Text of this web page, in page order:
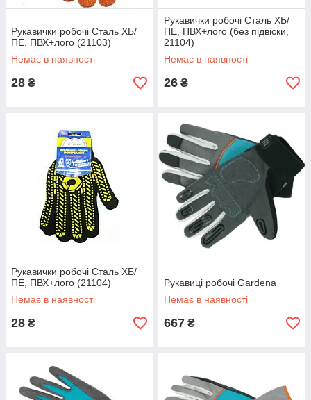
Рукавички робочі Сталь ХБ/
ПЕ, ПВХ+лого (21103)
Немає в наявності
28 ₴
Рукавички робочі Сталь ХБ/
ПЕ, ПВХ+лого (без підвіски,
21104)
Немає в наявності
26 ₴
Рукавички робочі Сталь ХБ/
ПЕ, ПВХ+лого (21104)
Немає в наявності
28 ₴
Рукавиці робочі Gardena
Немає в наявності
667 ₴